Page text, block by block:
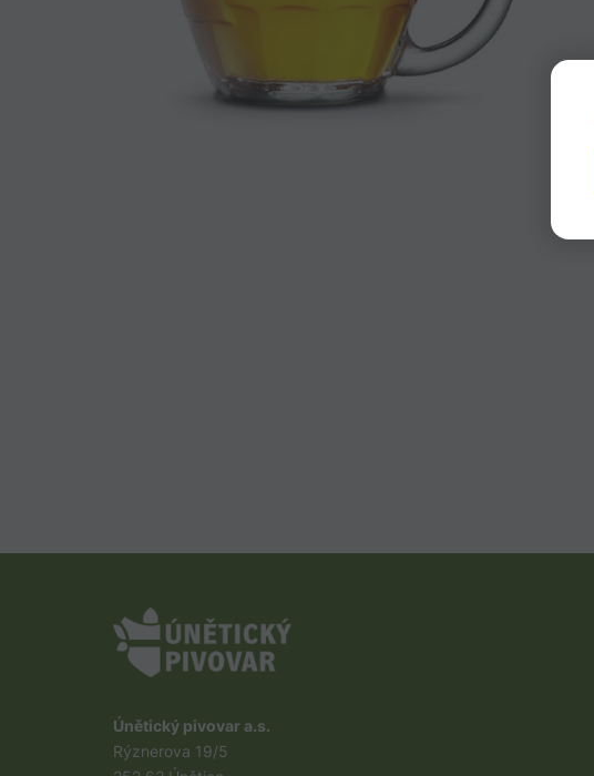
Únětický pivovar a.s.
Rýznerova 19/5